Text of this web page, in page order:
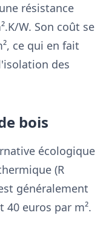
résistance
W. Son coût se
ce qui en fait
des
bois
écologique
(R
généralement
40 euros par m².